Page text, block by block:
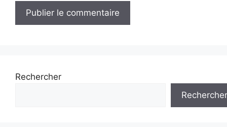
Rechercher
Rechercher